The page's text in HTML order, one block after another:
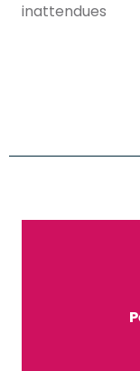
inattendues